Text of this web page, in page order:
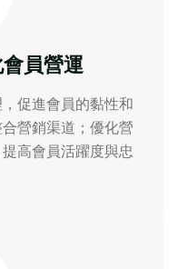
員營運
促進會員的黏性和
營銷渠道；優化營
高會員活躍度與忠